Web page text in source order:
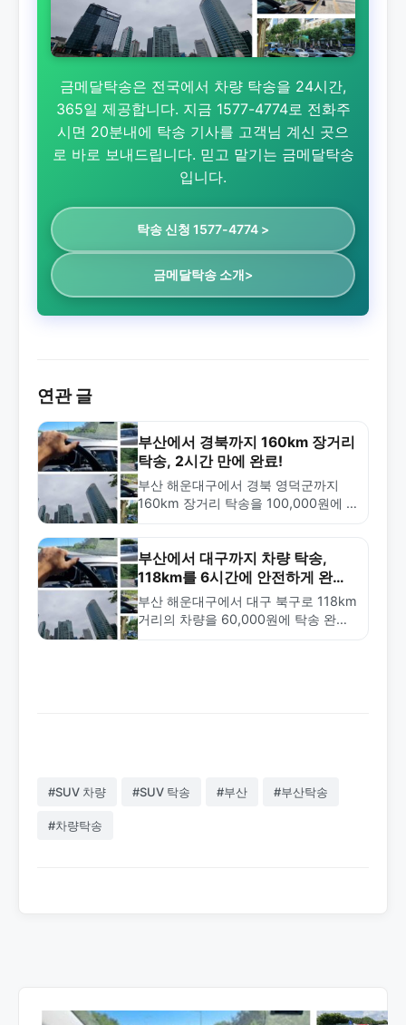
금메달탁송은 전국에서 차량 탁송을 24시간,
365일 제공합니다. 지금 1577-4774로 전화주
시면 20분내에 탁송 기사를 고객님 계신 곳으
로 바로 보내드립니다. 믿고 맡기는 금메달탁송
입니다.
탁송 신청 1577-4774 >
금메달탁송 소개>
연관 글
부산에서 경북까지 160km 장거리
탁송, 2시간 만에 완료!
부산 해운대구에서 경북 영덕군까지
160km 장거리 탁송을 100,000원에 2
소개합니다.
부산에서 대구까지 차량 탁송,
118km를 6시간에 안전하게 완료
한 사례
부산 해운대구에서 대구 북구로 118km
거리의 차량을 60,000원에 탁송 완료
#SUV 차량 #SUV 탁송 #부산 #부산탁송
#차량탁송